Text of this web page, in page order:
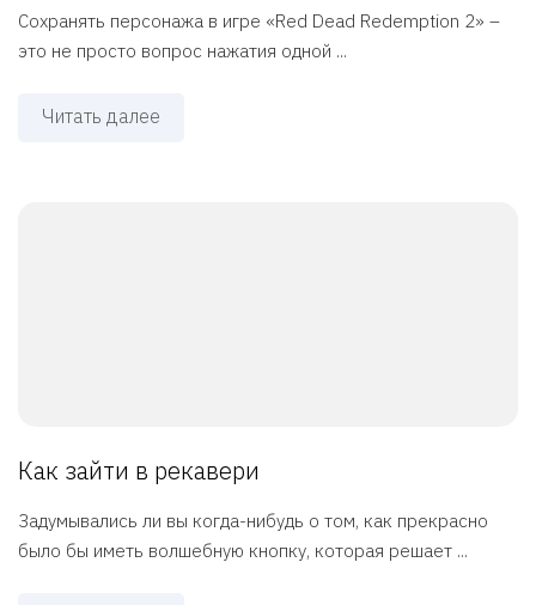
Сохранять персонажа в игре «Red Dead Redemption 2» –
это не просто вопрос нажатия одной ...
Читать далее
Как зайти в рекавери
Задумывались ли вы когда-нибудь о том, как прекрасно
было бы иметь волшебную кнопку, которая решает ...